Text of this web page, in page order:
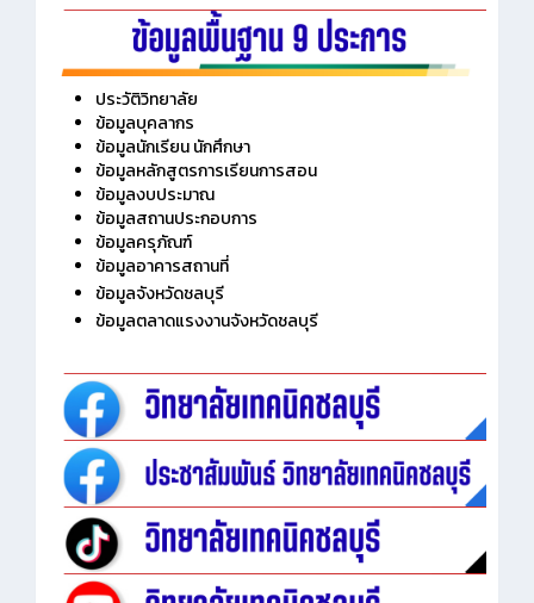
ประวัติวิทยาลัย
ข้อมูลบุคลากร
ข้อมูลนักเรียน นักศึกษา
ข้อมูลหลักสูตรการเรียนการสอน
ข้อมูลงบประมาณ
ข้อมูลสถานประกอบการ
ข้อมูลครุภัณฑ์
ข้อมูลอาคารสถานที่
ข้อมูลจังหวัดชลบุรี
ข้อมูลตลาดแรงงานจังหวัดชลบุรี